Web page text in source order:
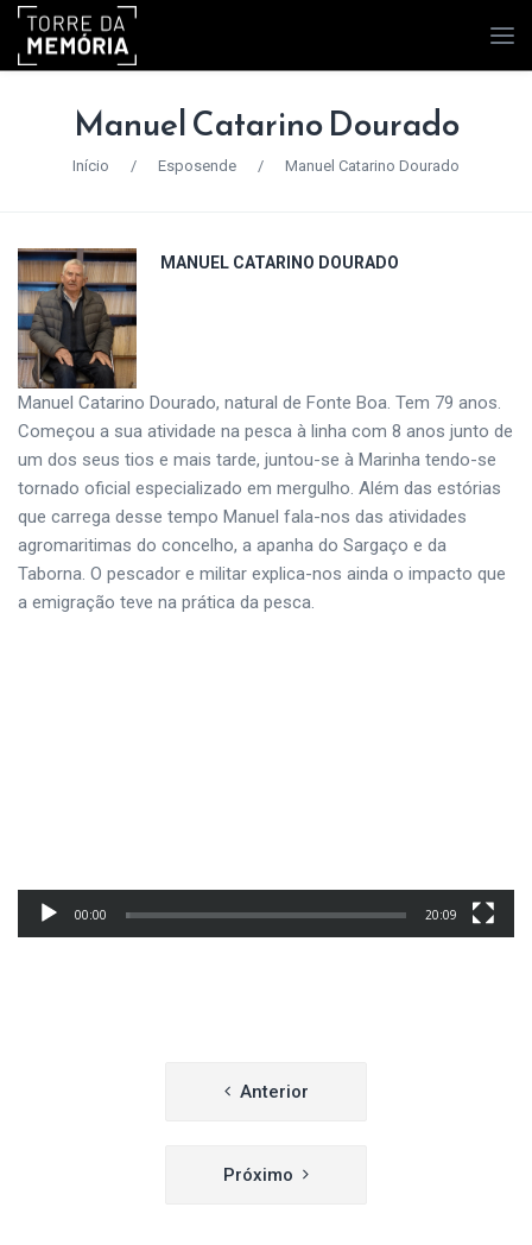
Manuel Catarino Dourado
Início / Esposende / Manuel Catarino Dourado
MANUEL CATARINO DOURADO
Manuel Catarino Dourado, natural de Fonte Boa. Tem 79 anos.
Começou a sua atividade na pesca à linha com 8 anos junto de
um dos seus tios e mais tarde, juntou-se à Marinha tendo-se
tornado oficial especializado em mergulho. Além das estórias
que carrega desse tempo Manuel fala-nos das atividades
agromaritimas do concelho, a apanha do Sargaço e da
Taborna. O pescador e militar explica-nos ainda o impacto que
a emigração teve na prática da pesca.
00:00 20:09
Navegação Anterior
Próximo